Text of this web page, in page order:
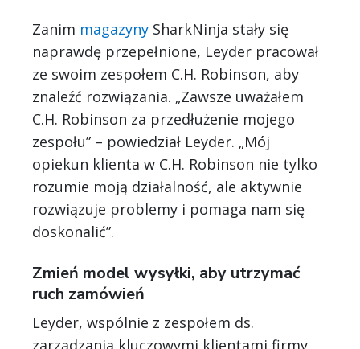
Zanim magazyny SharkNinja stały się
naprawdę przepełnione, Leyder pracował
ze swoim zespołem C.H. Robinson, aby
znaleźć rozwiązania. „Zawsze uważałem
C.H. Robinson za przedłużenie mojego
zespołu” – powiedział Leyder. „Mój
opiekun klienta w C.H. Robinson nie tylko
rozumie moją działalność, ale aktywnie
rozwiązuje problemy i pomaga nam się
doskonalić”.
Zmień model wysyłki, aby utrzymać
ruch zamówień
Leyder, wspólnie z zespołem ds.
zarządzania kluczowymi klientami firmy